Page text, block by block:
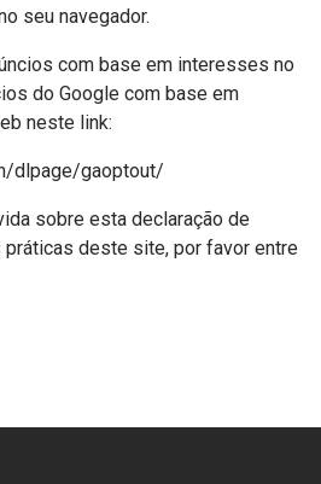
seu navegador.
com base em interesses no
do Google com base em
neste link:
dlpage/gaoptout/
sobre esta declaração de
deste site, por favor entre